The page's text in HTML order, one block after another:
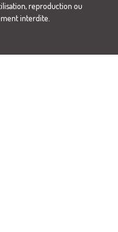
reproduction ou
interdite.